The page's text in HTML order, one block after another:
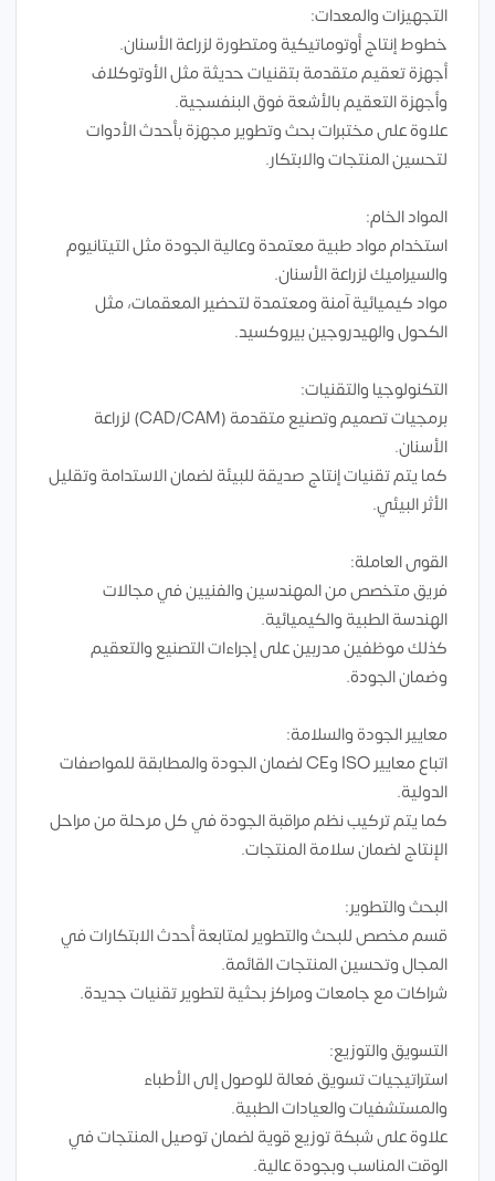
التجهيزات والمعدات:
خطوط إنتاج أوتوماتيكية ومتطورة لزراعة الأسنان.
أجهزة تعقيم متقدمة بتقنيات حديثة مثل الأوتوكلاف
وأجهزة التعقيم بالأشعة فوق البنفسجية.
علاوة على مختبرات بحث وتطوير مجهزة بأحدث الأدوات
لتحسين المنتجات والابتكار.
المواد الخام:
استخدام مواد طبية معتمدة وعالية الجودة مثل التيتانيوم
والسيراميك لزراعة الأسنان.
مواد كيميائية آمنة ومعتمدة لتحضير المعقمات، مثل
الكحول والهيدروجين بيروكسيد.
التكنولوجيا والتقنيات:
برمجيات تصميم وتصنيع متقدمة (CAD/CAM) لزراعة
الأسنان.
كما يتم تقنيات إنتاج صديقة للبيئة لضمان الاستدامة وتقليل
الأثر البيئي.
القوى العاملة:
فريق متخصص من المهندسين والفنيين في مجالات
الهندسة الطبية والكيميائية.
كذلك موظفين مدربين على إجراءات التصنيع والتعقيم
وضمان الجودة.
معايير الجودة والسلامة:
اتباع معايير ISO وCE لضمان الجودة والمطابقة للمواصفات
الدولية.
كما يتم تركيب نظم مراقبة الجودة في كل مرحلة من مراحل
الإنتاج لضمان سلامة المنتجات.
البحث والتطوير:
قسم مخصص للبحث والتطوير لمتابعة أحدث الابتكارات في
المجال وتحسين المنتجات القائمة.
شراكات مع جامعات ومراكز بحثية لتطوير تقنيات جديدة.
التسويق والتوزيع:
استراتيجيات تسويق فعالة للوصول إلى الأطباء
والمستشفيات والعيادات الطبية.
علاوة على شبكة توزيع قوية لضمان توصيل المنتجات في
الوقت المناسب وبجودة عالية.